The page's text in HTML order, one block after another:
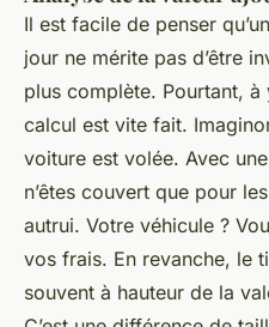
Il est facile de penser
jour ne mérite pas d’être
plus complète. Pourtant,
calcul est vite fait.
voiture est volée. Avec
n’êtes couvert que pour
autrui. Votre véhicule ?
vos frais. En revanche, le
souvent à hauteur de la